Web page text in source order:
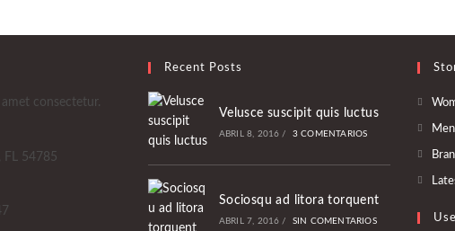
consectetur.
FL 54785
Recent Posts
Velusce suscipit quis luctus
ABRIL 8, 2016 / 3 COMENTARIOS
Sociosqu ad litora torquent
ABRIL 7, 2016 / SIN COMENTARIOS
Men